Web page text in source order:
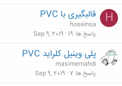
H قالبگیری با PVC
hoseinsa
پاسخ ها 19
Sep 9, 2019
پلی وینیل کلراید PVC
masimemahdi
پاسخ ها 7
Sep 9, 2019